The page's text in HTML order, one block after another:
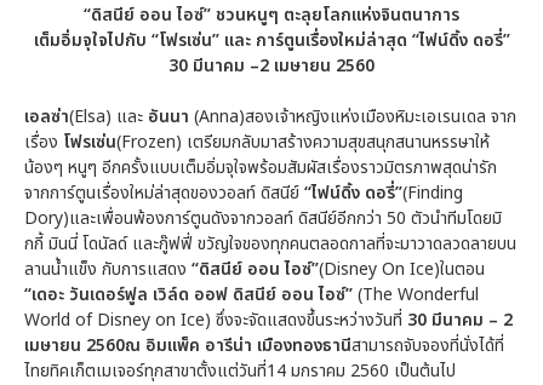
“ดิสนีย์ ออน ไอซ์” ชวนหนูๆ ตะลุยโลกแห่งจินตนาการ
เต็มอิ่มจุใจไปกับ “โฟรเซ่น” และ การ์ตูนเรื่องใหม่ล่าสุด “ไฟน์ดิ้ง ดอรี่”
30 มีนาคม –2 เมษายน 2560
เอลซ่า(Elsa) และ อันนา (Anna)สองเจ้าหญิงแห่งเมืองหิมะเอเรนเดล จาก
เรื่อง โฟรเซ่น(Frozen) เตรียมกลับมาสร้างความสุขสนุกสนานหรรษาให้
น้องๆ หนูๆ อีกครั้งแบบเต็มอิ่มจุใจพร้อมสัมผัสเรื่องราวมิตรภาพสุดน่ารัก
จากการ์ตูนเรื่องใหม่ล่าสุดของวอลท์ ดิสนีย์“ไฟน์ดิ้ง ดอรี่”(Finding
Dory)และเพื่อนพ้องการ์ตูนดังจากวอลท์ ดิสนีย์อีกกว่า 50 ตัวนำทีมโดยมิ
กกี้ มินนี่ โดนัลด์ และกู๊ฟฟี่ ขวัญใจของทุกคนตลอดกาลที่จะมาวาดลวดลายบน
ลานน้ำแข็ง กับการแสดง “ดิสนีย์ ออน ไอซ์”(Disney On Ice)ในตอน
“เดอะ วันเดอร์ฟูล เวิล์ด ออฟ ดิสนีย์ ออน ไอซ์”(The Wonderful
World of Disney on Ice) ซึ่งจะจัดแสดงขึ้นระหว่างวันที่ 30 มีนาคม – 2
เมษายน 2560ณ อิมแพ็ค อารีน่า เมืองทองธานีสามารถจับจองที่นั่งได้ที่
ไทยทิคเก็ตเมเจอร์ทุกสาขาตั้งแต่วันที่14 มกราคม 2560 เป็นต้นไป